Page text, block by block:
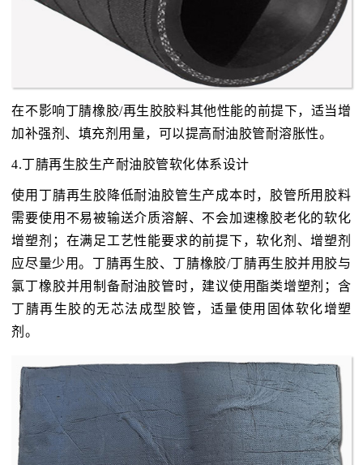
在不影响丁腈橡胶/再生胶胶料其他性能的前提下，适当增
加补强剂、填充剂用量，可以提高耐油胶管耐溶胀性。
4.丁腈再生胶生产耐油胶管软化体系设计
使用丁腈再生胶降低耐油胶管生产成本时，胶管所用胶料
需要使用不易被输送介质溶解、不会加速橡胶老化的软化
增塑剂；在满足工艺性能要求的前提下，软化剂、增塑剂
应尽量少用。丁腈再生胶、丁腈橡胶/丁腈再生胶并用胶与
氯丁橡胶并用制备耐油胶管时，建议使用酯类增塑剂；含
丁腈再生胶的无芯法成型胶管，适量使用固体软化增塑
剂。